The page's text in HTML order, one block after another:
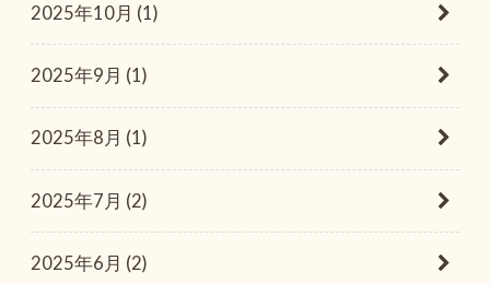
2025年10月 (1)
2025年9月 (1)
2025年8月 (1)
2025年7月 (2)
2025年6月 (2)